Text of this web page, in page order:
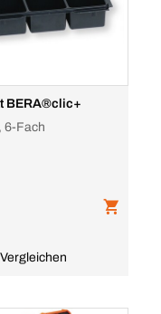
BERA®clic+
6-Fach
Vergleichen